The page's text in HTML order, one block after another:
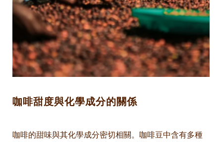
咖啡甜度與化學成分的關係
咖啡的甜味與其化學成分密切相關。咖啡豆中含有多種